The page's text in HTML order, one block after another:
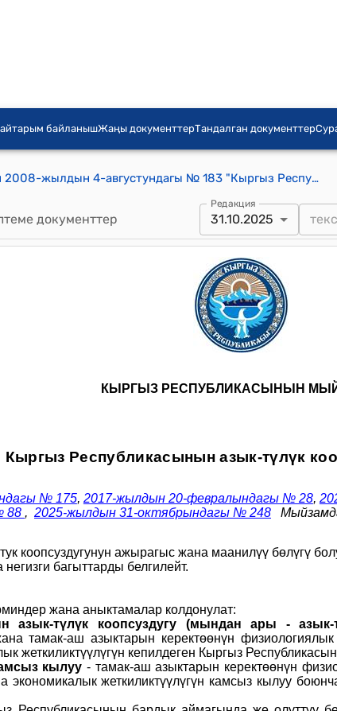
байланышЖаңы документтерТандалган документтер
Кыргыз Республикасынын 2008-жылдын 4-августундагы № 183 "Кыргыз Республикасынын азык-түлүк коопсуздугу жөнүндө" Мыйзамы
документтер
Редакция
31.10.2025